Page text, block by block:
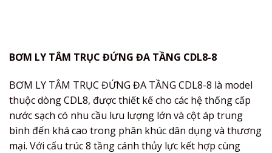
BƠM LY TÂM TRỤC ĐỨNG ĐA TẦNG CDL8-8
BƠM LY TÂM TRỤC ĐỨNG ĐA TẦNG CDL8-8 là model
thuộc dòng CDL8, được thiết kế cho các hệ thống cấp
nước sạch có nhu cầu lưu lượng lớn và cột áp trung
bình đến khá cao trong phân khúc dân dụng và thương
mại. Với cấu trúc 8 tầng cánh thủy lực kết hợp cùng